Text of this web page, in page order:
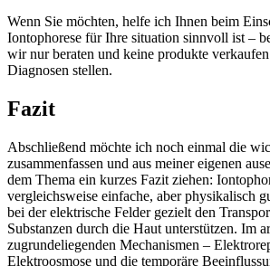
Wenn Sie möchten, helfe ich Ihnen beim
Iontophorese⁤ für Ihre situation ‌sinnvoll ist –
wir nur beraten und‌ keine produkte
Diagnosen stellen.
Fazit
Abschließend möchte ich noch einmal die
zusammenfassen ‍und ​aus meiner eigenen
dem Thema ⁣ein kurzes Fazit ⁢ziehen:
⁤vergleichsweise ‌einfache, aber physikalisch
bei der elektrische Felder gezielt den
Substanzen durch die Haut unterstützen. Im
zugrundeliegenden ‍Mechanismen –
Elektroosmose und die temporäre